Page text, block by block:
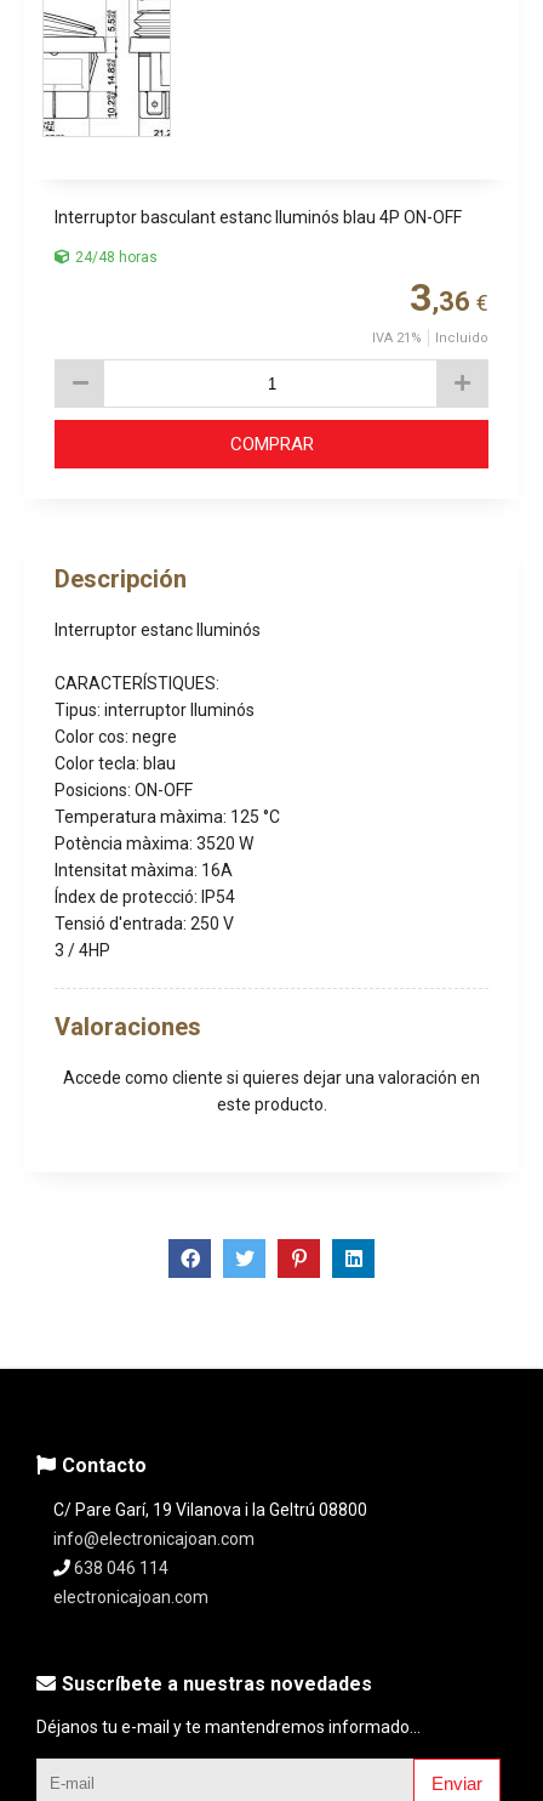
Interruptor basculant estanc lluminós blau 4P ON-OFF
24/48 horas
3,36 €
IVA 21% Incluido
COMPRAR
Descripción
Interruptor estanc lluminós
CARACTERÍSTIQUES:
Tipus: interruptor lluminós
Color cos: negre
Color tecla: blau
Posicions: ON-OFF
Temperatura màxima: 125 °C
Potència màxima: 3520 W
Intensitat màxima: 16A
Índex de protecció: IP54
Tensió d'entrada: 250 V
3 / 4HP
Valoraciones
Accede como cliente si quieres dejar una valoración en
este producto.
Contacto
C/ Pare Garí, 19 Vilanova i la Geltrú 08800
info@electronicajoan.com
638 046 114
electronicajoan.com
Suscríbete a nuestras novedades
Déjanos tu e-mail y te mantendremos informado...
Enviar